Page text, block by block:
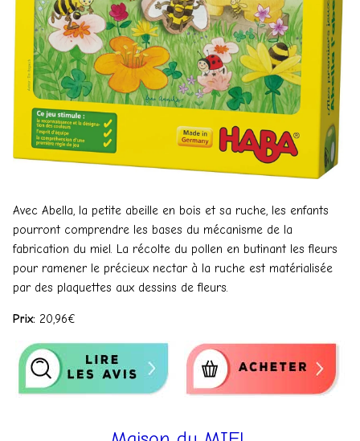
Avec Abella, la petite abeille en bois et sa ruche, les enfants
pourront comprendre les bases du mécanisme de la
fabrication du miel. La récolte du pollen en butinant les fleurs
pour ramener le précieux nectar à la ruche est matérialisée
par des plaquettes aux dessins de fleurs.
Prix: 20,96€